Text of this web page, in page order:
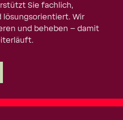
Sie fachlich,
lösungsorientiert. Wir
und beheben – damit